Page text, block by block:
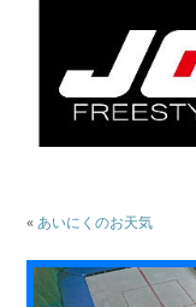
«あいにくのお天気